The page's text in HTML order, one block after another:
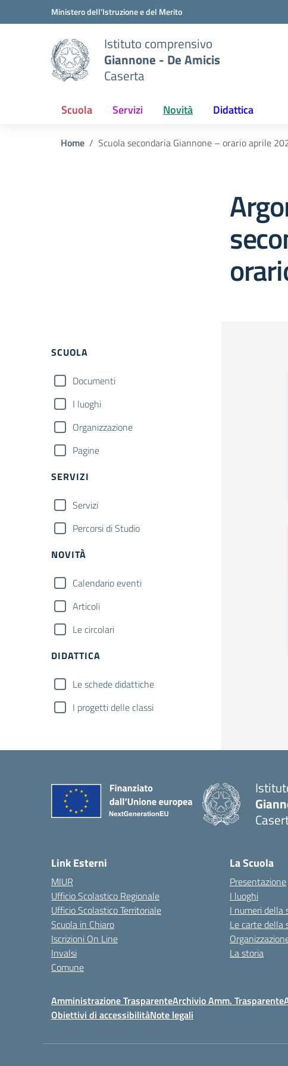
Vai ai contenuti
Vai al menu di navigazioneMinistero dell'Istruzione e del Merito
Istituto comprensivo
Giannone - De Amicis
Caserta
Scuola Servizi Novità Didattica
Home Scuola secondaria Giannone – orario aprile
Filtri
SCUOLA
Documenti
I luoghi
Organizzazione
Pagine
SERVIZI
Servizi
Percorsi di Studio
NOVITÀ
Calendario eventi
Articoli
Le circolari
DIDATTICA
Le schede didattiche
I progetti delle classi
Link Esterni
MIUR
Ufficio Scolastico Regionale
Ufficio Scolastico Territoriale
Scuola in Chiaro
Iscrizioni On Line
Invalsi
Comune
La Scuola
Presentazione
I luoghi
I numeri della
Le carte della
La storia
Amministrazione TrasparenteArchivio Amm. Trasparente
Obiettivi di accessibilitàNote legali